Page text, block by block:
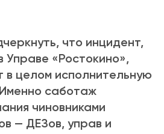
что инцидент,
«Ростокино»,
в целом исполнительную
саботаж
чиновниками
— ДЕЗов, управ и